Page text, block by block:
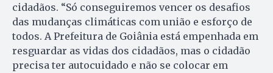
cidadãos. “Só conseguiremos vencer os desafios
das mudanças climáticas com união e esforço de
todos. A Prefeitura de Goiânia está empenhada em
resguardar as vidas dos cidadãos, mas o cidadão
precisa ter autocuidado e não se colocar em